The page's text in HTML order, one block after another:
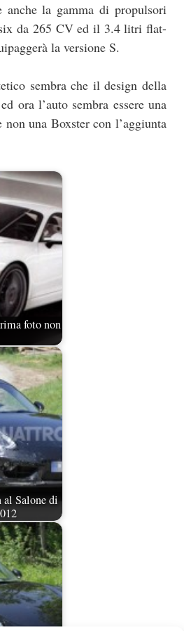
anche la gamma di propulsori
da 265 CV ed il 3.4 litri flat-
la versione S.
sembra che il design della
ora l’auto sembra essere una
non una Boxster con l’aggiunta
foto non
al Salone di